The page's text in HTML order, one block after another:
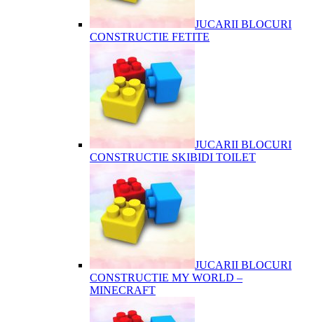
JUCARII BLOCURI
CONSTRUCTIE FETITE
JUCARII BLOCURI
CONSTRUCTIE SKIBIDI TOILET
JUCARII BLOCURI
CONSTRUCTIE MY WORLD –
MINECRAFT